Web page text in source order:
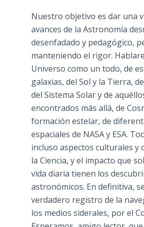
Nuestro objetivo es dar una
avances de la Astronomía
desenfadado y pedagógico,
manteniendo el rigor.
Universo como un todo, de
galaxias, del Sol y la Tierra,
del Sistema Solar y de
encontrados más allá, de
formación estelar, de
espaciales de NASA y ESA.
incluso aspectos culturales y
la Ciencia, y el impacto que
vida diaria tienen los
astronómicos. En definitiva,
verdadero registro de la
los medios siderales, por el